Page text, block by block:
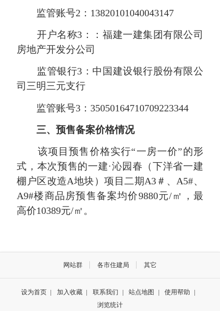
监管账号2：13820101040043147
开户名称3：：福建一建集团有限公司
房地产开发分公司
监管银行3：中国建设银行股份有限公
司三明三元支行
监管账号3：35050164710709223344
三、预售备案价格情况
该项目预售价格实行“一房一价”的形
式，本次预售的一建·沁园春（下洋省一建
棚户区改造A地块）项目二期A3＃、A5#、
A9#楼商品房预售备案均价9880元/㎡，最
高价10389元/㎡。
网站群 各市住建局 其它
设为首页 | 加入收藏 | 联系我们 | 站点地图 | 使用帮助
|
浏览统计